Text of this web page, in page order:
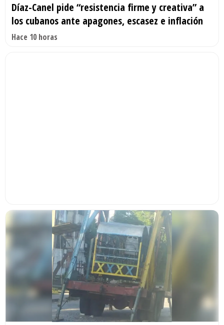
Díaz-Canel pide “resistencia firme y creativa” a
los cubanos ante apagones, escasez e inflación
Hace 10 horas